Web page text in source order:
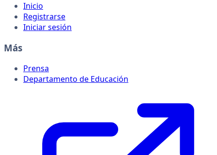
Inicio
Registrarse
Iniciar sesión
Más
Prensa
Departamento de Educación